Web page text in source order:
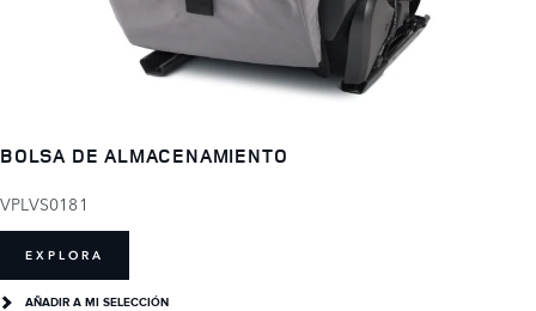
BOLSA DE ALMACENAMIENTO
VPLVS0181
EXPLORA
AÑADIR A MI SELECCIÓN